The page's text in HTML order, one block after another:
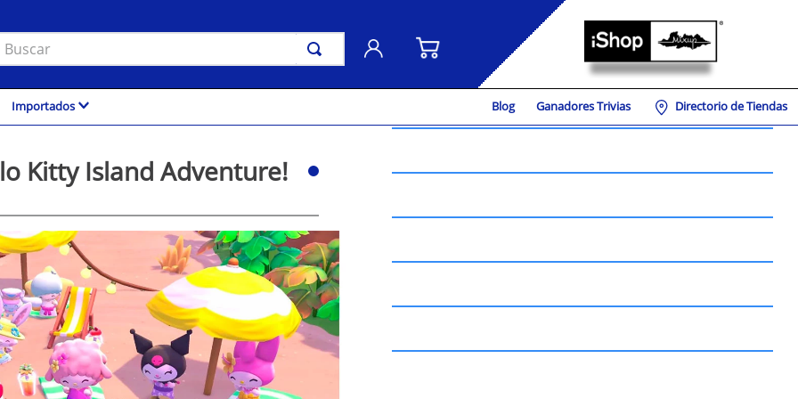
Importados Blog Ganadores Trivias Directorio de Tiendas
Kitty Island Adventure!